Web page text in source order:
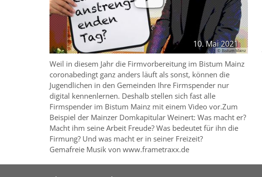
10. Mai 2021
© Bistum Mainz
Weil in diesem Jahr die Firmvorbereitung im Bistum Mainz
coronabedingt ganz anders läuft als sonst, können die
Jugendlichen in den Gemeinden Ihre Firmspender nur
digital kennenlernen. Deshalb stellen sich fast alle
Firmspender im Bistum Mainz mit einem Video vor.Zum
Beispiel der Mainzer Domkapitular Weinert: Was macht er?
Macht ihm seine Arbeit Freude? Was bedeutet für ihn die
Firmung? Und was macht er in seiner Freizeit?
Gemafreie Musik von www.frametraxx.de